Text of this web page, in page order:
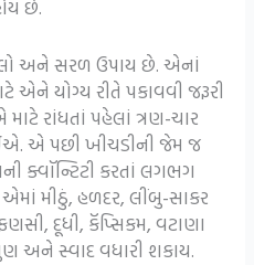
છે.
અને સરળ ઉપાય છે. એનાં
એને યોગ્ય રીતે પકાવવી જરૂરી
માટે રાંધતાં પહેલાં ત્રણ-ચાર
એ પછી ખીચડીની જેમ જ
ક્વૉન્ટિટી કરતાં લગભગ
મીઠું, હળદર, લીંબુ-સાકર
દૂધી, કૅપ્સિકમ, વટાણા
અને સ્વાદ વધારી શકાય.